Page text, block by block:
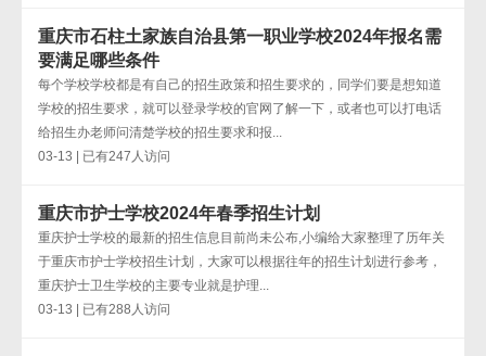
重庆市石柱土家族自治县第一职业学校2024年报名需
要满足哪些条件
每个学校学校都是有自己的招生政策和招生要求的，同学们要是想知道
学校的招生要求，就可以登录学校的官网了解一下，或者也可以打电话
给招生办老师问清楚学校的招生要求和报...
03-13 | 已有247人访问
重庆市护士学校2024年春季招生计划
重庆护士学校的最新的招生信息目前尚未公布,小编给大家整理了历年关
于重庆市护士学校招生计划，大家可以根据往年的招生计划进行参考，
重庆护士卫生学校的主要专业就是护理...
03-13 | 已有288人访问